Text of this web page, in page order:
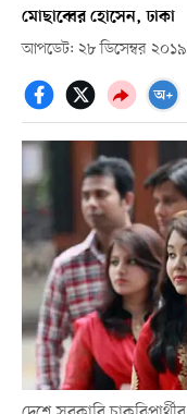
মোছাব্বের হোসেন, ঢাকা
আপডেট: ২৮ ডিসেম্বর